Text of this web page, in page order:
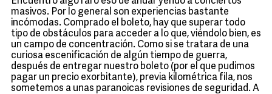
masivos. Por lo general son experiencias bastante
incómodas. Comprado el boleto, hay que superar todo
tipo de obstáculos para acceder a lo que, viéndolo bien, es
un campo de concentración. Como si se tratara de una
curiosa escenificación de algún tiempo de guerra,
después de entregar nuestro boleto (por el que pudimos
pagar un precio exorbitante), previa kilométrica fila, nos
sometemos a unas paranoicas revisiones de seguridad. A